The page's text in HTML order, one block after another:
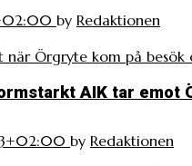
by Redaktionen
när Örgryte kom på
AIK tar emot
by Redaktionen